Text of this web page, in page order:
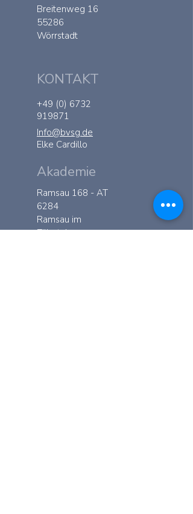
Breitenweg 16
55286
Wörrstadt
KONTAKT
+49 (0) 6732
919871
Info@bvsg.de
Elke Cardillo
Akademie
Ramsau 168 - AT
6284
Ramsau im
Zillertal